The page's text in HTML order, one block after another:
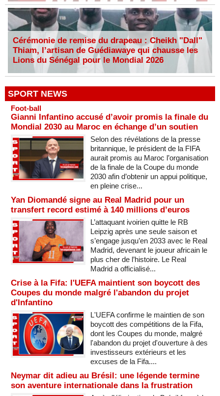
Cérémonie de remise du drapeau : Cheikh "Dall"
Thiam, l’artisan de Guédiawaye qui chausse les
Lions du Sénégal pour le Mondial 2026
SPORT NEWS
Foot-ball
Gianni Infantino accusé d’avoir promis la finale du
Mondial 2030 au Maroc en échange d’un soutien
Selon des révélations de la presse
britannique, le président de la FIFA
aurait promis au Maroc l’organisation
de la finale de la Coupe du monde
2030 afin d’obtenir un appui politique,
en pleine crise...
Yan Diomandé signe au Real Madrid pour un
transfert record estimé à 140 millions d’euros
L’attaquant ivoirien quitte le RB
Leipzig après une seule saison et
s’engage jusqu’en 2033 avec le Real
Madrid, devenant le joueur africain le
plus cher de l’histoire. Le Real
Madrid a officialisé...
Crise à la Fifa: l'UEFA maintient son boycott des
Coupes du monde malgré l'abandon du projet
d'Infantino
L'UEFA confirme le maintien de son
boycott des compétitions de la Fifa,
dont les Coupes du monde, malgré
l'abandon du projet d'ouverture à des
investisseurs extérieurs et les
excuses de la Fifa....
Neymar dit adieu au Brésil: une légende termine
son aventure internationale dans la frustration